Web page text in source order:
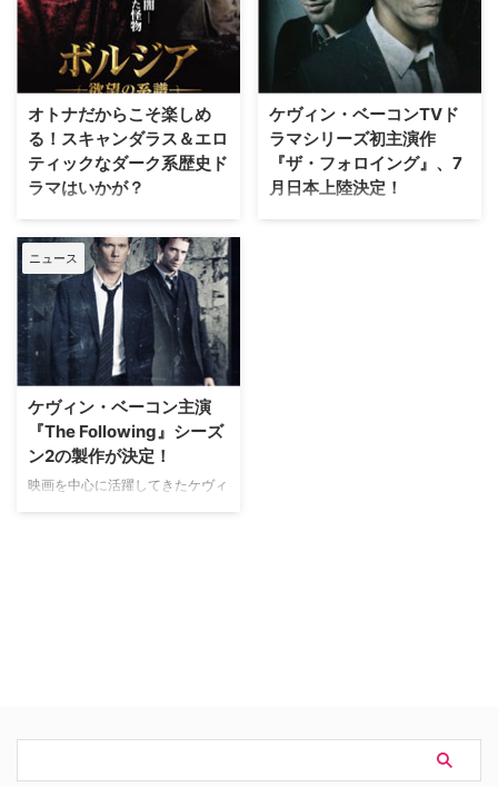
送開始が翌週に迫る7月3日
（水）、放送開始直前イベントが
催された。 ☆『ザ・フォロイン
グ』放送開始直前イベントの模様
はNAVIフォトギャラリーでもお
楽しみいただけます！…
ケヴィン・ベーコン主演のサイコ
サスペンス『ザ・フォロイン
グ』。もしも凶悪犯が、カルト宗
教の教祖のように自身の信奉者
（フォロアー）たちを洗脳し、手
足のように扱い凶行におこさせる
ことができたら…しかもフォロア
ーたちはごく一般市民の中に混じ
って生活をし、静か…
オトナだからこそ楽しめ
る！スキャンダラス＆エロ
ティックなダーク系歴史ド
ラマはいかが？
「人の不幸は蜜の味」との慣用句
どおり、たいていの人間は他人の
《醜聞》が好物だ。 タブロイド
紙もテレビもニュースサイトも、
毎日のように芸能人スキャンダル
で大騒ぎ。 有名人に多額の借金
があろうが、整形に失敗しよう
が、お忍びデートしようが、不倫
相手と夫が鉢合わせしようが、本
音をいえばかなりどーでもいい。
･･･はずなのだが、…
ケヴィン・ベーコンTVド
ラマシリーズ初主演作
『ザ・フォロイング』、7
月日本上陸決定！
約20年前に『フット・ルース』
ニュース
ケヴィン・ベーコン主演
『The Following』シーズ
ン2の製作が決定！
映画を中心に活躍してきたケヴィ